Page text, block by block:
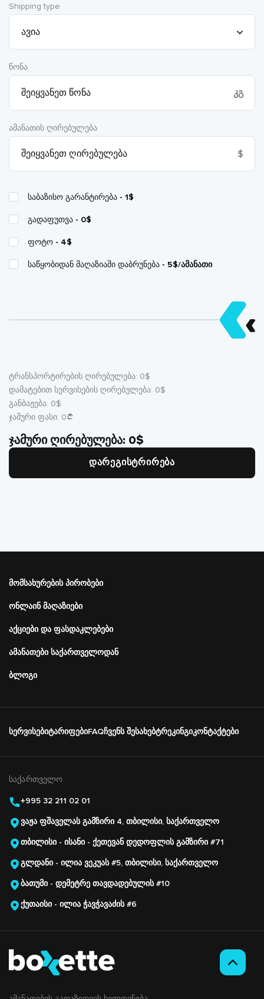
Shipping type
წონა
კგ
ამანათის ღირებულება
$
საბაზისო გარანტირება - 1$
გადაფუთვა - 0$
ფოტო - 4$
საწყობიდან მაღაზიაში დაბრუნება - 5$/ამანათი
ტრანსპორტირების ღირებულება: 0$
დამატებით სერვისების ღირებულება: 0$
განბაჟება: 0$
ჯამური ფასი: 0
ჯამური ღირებულება: 0$
დარეგისტრირება
Подвал
навигация
სერვისებიტარიფებიFAQჩვენს შესახებტრეკინგიკონტაქტები
Подвал
справа
მომსახურების პირობები
ონლაინ მაღაზიები
აქციები და ფასდაკლებები
ამანათები საქართველოდან
ბლოგი
ᲡᲐᲥᲐᲠᲗᲕᲔᲚᲝ
+995 32 211 02 01
ვაჟა ფშაველას გამზირი 4, თბილისი, საქართველო
თბილისი - ისანი - ქეთევან დედოფლის გამზირი #71
გლდანი - ილია ვეკუას #5, თბილისი, საქართველო
ბათუმი - დემეტრე თავდადებულის #10
ქუთაისი - ილია ჭავჭავაძის #6